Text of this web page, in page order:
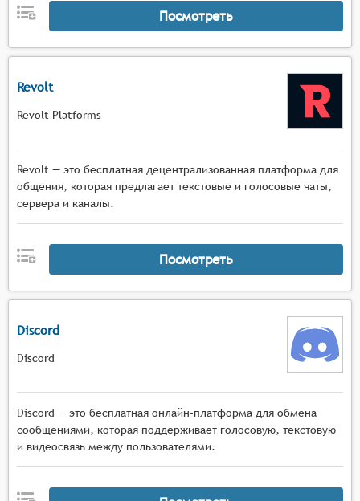
Гибкая настройка каналов связи с
возможностью создания отдельных голосовых
комнат для разных игровых сессий, команд и
переключения между ними в процессе игры,
Оптимизированная производительность с
минимальным потреблением системных
ресурсов и низкой нагрузкой на процессор, что
позволяет использовать голосовой чат без
существенного влияния на производительность
игры,
Расширенные настройки микрофона с
возможностью тонкой регулировки
активации (push-to-talk или голосовая
Синхронизация с играми с автоматическим
специальных режимов работы чата для разных
Посмотреть
Revolt
Revolt Platforms
Revolt — это бесплатная децентрализованная платформа для
общения, которая предлагает текстовые и голосовые чаты,
сервера и каналы.
Посмотреть
Discord
Discord
Discord — это бесплатная онлайн-платформа для обмена
сообщениями, которая поддерживает голосовую, текстовую
и видеосвязь между пользователями.